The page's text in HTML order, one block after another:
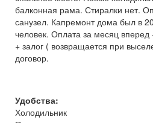
балконная рама. Стиралки нет.
санузел. Капремонт дома был в
человек. Оплата за месяц
+ залог ( возвращается при
договор.
Удобства:
Холодильник